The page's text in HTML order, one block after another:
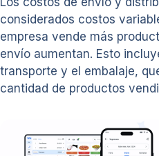
considerados costos
empresa vende más
envío aumentan. Esto
transporte y el embalaje,
cantidad de productos